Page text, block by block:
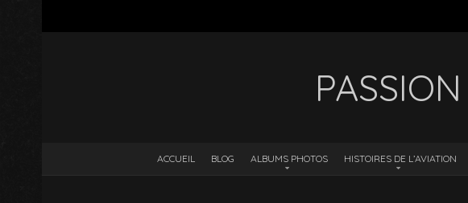
ACCUEIL BLOG ALBUMS PHOTOS HISTOIRES DE L’AVIATION